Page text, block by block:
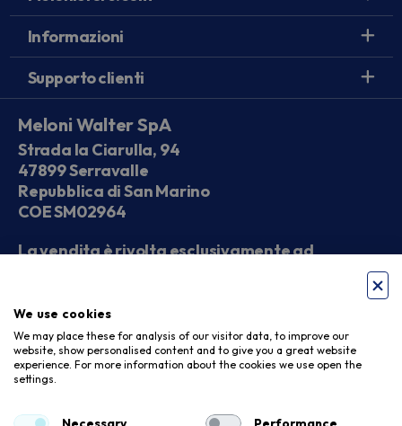
Informazioni
Supporto clienti
Meloni Walter SpA
Strada la Ciarulla, 94
47899 Serravalle
Repubblica di San Marino
COE SM02964
La vendita è rivolta esclusivamente ad
Accettiamo
Seguici sui social
We use cookies
We may place these for analysis of our visitor data, to improve our
website, show personalised content and to give you a great website
experience. For more information about the cookies we use open the
settings.